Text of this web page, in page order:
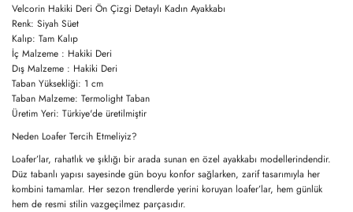
Velcorin Hakiki Deri Ön Çizgi Detaylı Kadın Ayakkabı
Renk: Siyah Süet
Kalıp: Tam Kalıp
İç Malzeme : Hakiki Deri
Dış Malzeme : Hakiki Deri
Taban Yüksekliği: 1 cm
Taban Malzeme: Termolight Taban
Üretim Yeri:Türkiye'de üretilmiştir
Neden Loafer Tercih Etmeliyiz?
Loafer’lar, rahatlık ve şıklığı bir arada sunan en özel ayakkabı modellerindendir.
Düz tabanlı yapısı sayesinde gün boyu konfor sağlarken, zarif tasarımıyla her
kombini tamamlar. Her sezon trendlerde yerini koruyan loafer’lar, hem günlük
hem de resmi stilin vazgeçilmez parçasıdır.